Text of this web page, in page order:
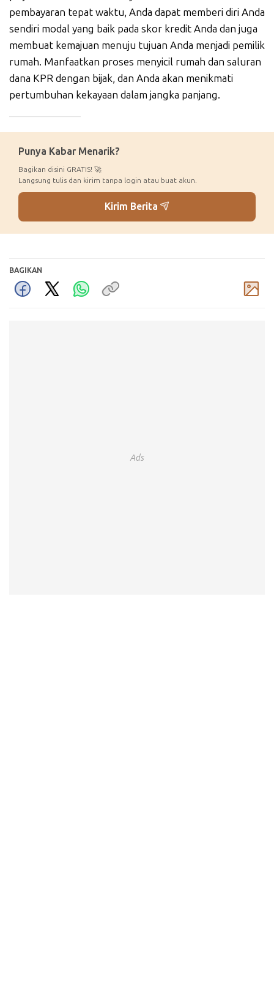
pembayaran tepat waktu, Anda dapat memberi diri Anda
sendiri modal yang baik pada skor kredit Anda dan juga
membuat kemajuan menuju tujuan Anda menjadi pemilik
rumah. Manfaatkan proses menyicil rumah dan saluran
dana KPR dengan bijak, dan Anda akan menikmati
pertumbuhan kekayaan dalam jangka panjang.
Punya Kabar Menarik?
Bagikan disini GRATIS! 🚀
Langsung tulis dan kirim tanpa login atau buat akun.
Kirim Berita
BAGIKAN
Ads